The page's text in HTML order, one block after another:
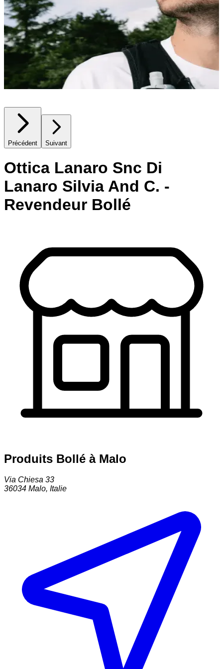
Précédent Suivant
Ottica Lanaro Snc Di
Lanaro Silvia And C. -
Revendeur Bollé
Produits Bollé à Malo
Via Chiesa 33
36034 Malo, Italie